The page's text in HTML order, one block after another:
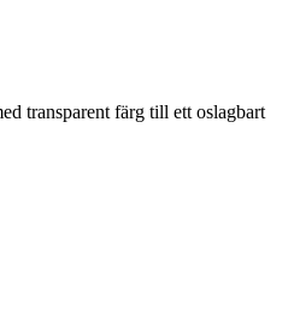
transparent färg till ett oslagbart